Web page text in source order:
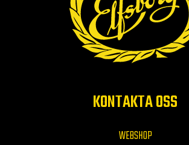
KONTAKTA OSS
WEBSHOP